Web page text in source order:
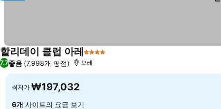
할리데이 클럽 아레4 성급
7.7좋음 (7,998개 평점) 오레
최저가 ₩197,032
6개 사이트의 요금 보기